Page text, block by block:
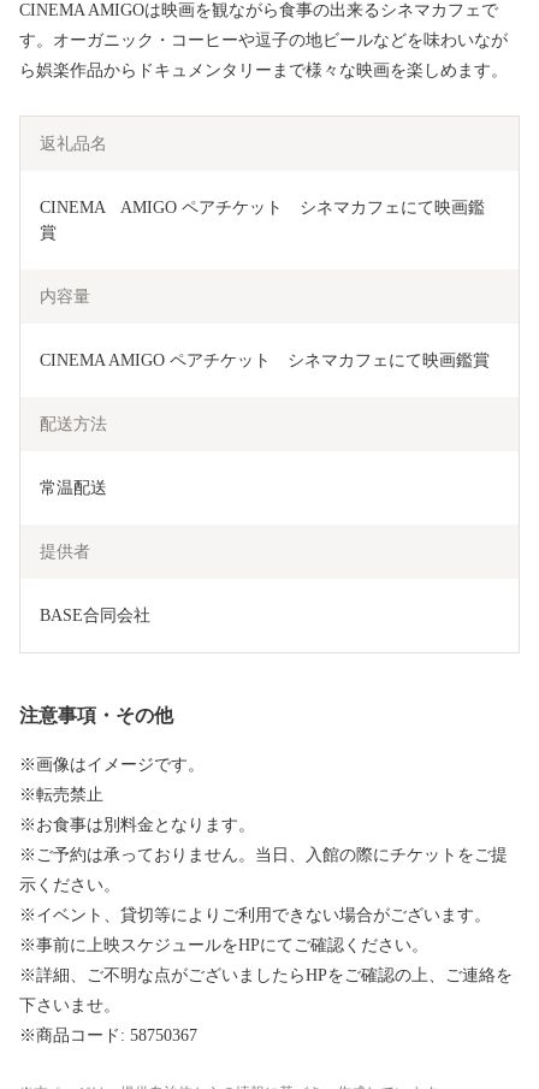
CINEMA AMIGOは映画を観ながら食事の出来るシネマカフェで
す。オーガニック・コーヒーや逗子の地ビールなどを味わいなが
ら娯楽作品からドキュメンタリーまで様々な映画を楽しめます。
返礼品名
CINEMA　AMIGO ペアチケット　シネマカフェにて映画鑑
賞
内容量
CINEMA AMIGO ペアチケット　シネマカフェにて映画鑑賞
配送方法
常温配送
提供者
BASE合同会社
注意事項・その他
※画像はイメージです。
※転売禁止
※お食事は別料金となります。
※ご予約は承っておりません。当日、入館の際にチケットをご提
示ください。
※イベント、貸切等によりご利用できない場合がございます。
※事前に上映スケジュールをHPにてご確認ください。
※詳細、ご不明な点がございましたらHPをご確認の上、ご連絡を
下さいませ。
※商品コード: 58750367